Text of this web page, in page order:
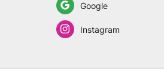
Google
Instagram